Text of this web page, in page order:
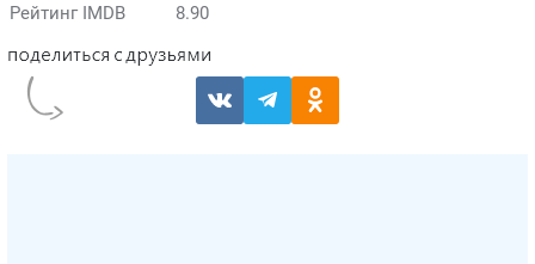
Рейтинг IMDB
8.90